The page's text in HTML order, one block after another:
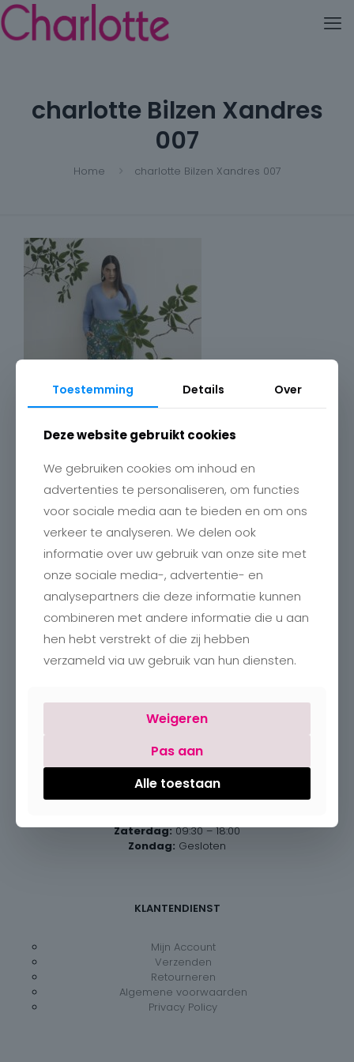
charlotte Bilzen Xandres
007
Home charlotte Bilzen Xandres 007
Contact
Charlotte
Romboutstraat 24
+32 89515466
info@charlottebilzen.be
Maandag: Gesloten
Zaterdag: 09:30 – 18:00
Zondag: Gesloten
KLANTENDIENST
Mijn Account
Verzenden
Retourneren
Algemene voorwaarden
Privacy Policy
Toestemming Details Over
Deze website gebruikt cookies
We gebruiken cookies om inhoud en
advertenties te personaliseren, om functies
voor sociale media aan te bieden en om ons
verkeer te analyseren. We delen ook
informatie over uw gebruik van onze site met
onze sociale media-, advertentie- en
analysepartners die deze informatie kunnen
combineren met andere informatie die u aan
hen hebt verstrekt of die zij hebben
verzameld via uw gebruik van hun diensten.
Weigeren
Pas aan
Alle toestaan